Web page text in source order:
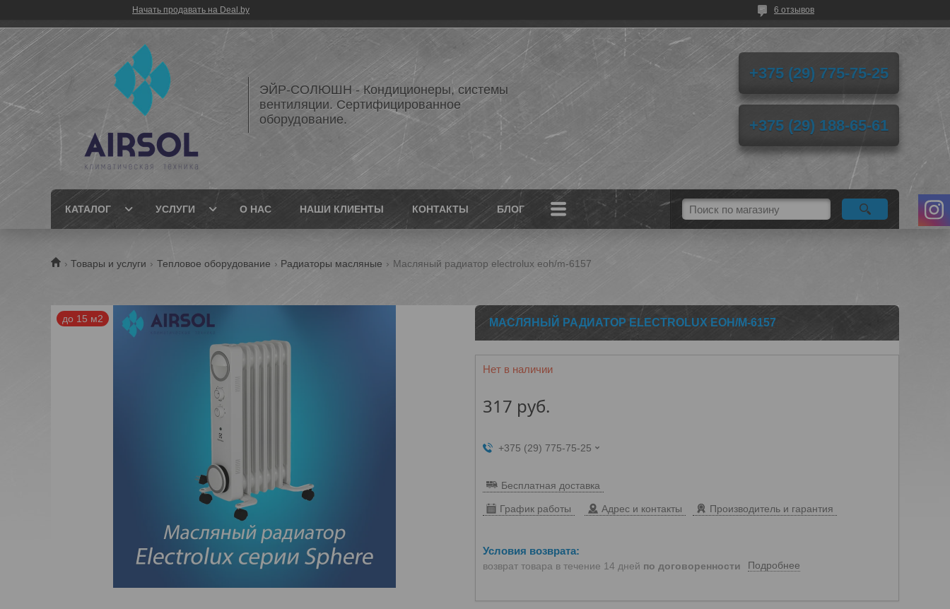
Начать продавать на Deal.by 6 отзывов
ЭЙР-СОЛЮШН - Кондиционеры, системы
вентиляции. Сертифицированное
оборудование.
+375 (29) 775-75-25
+375 (29) 188-65-61
КАТАЛОГ УСЛУГИ О НАС НАШИ КЛИЕНТЫ КОНТАКТЫ БЛОГ
Товары и услуги Тепловое оборудование Радиаторы масляные Масляный радиатор electrolux eoh/m-6157
до 15 м2 МАСЛЯНЫЙ РАДИАТОР ELECTROLUX EOH/M-6157
Нет в наличии
317 руб.
+375 (29) 775-75-25
Бесплатная доставка
График работы Адрес и контакты Производитель и гарантия
возврат товара в течение 14 дней по договоренности Подробнее